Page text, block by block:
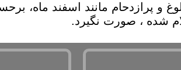
و پرازدحام مانند اسفند
شده ، صورت نگیرد.